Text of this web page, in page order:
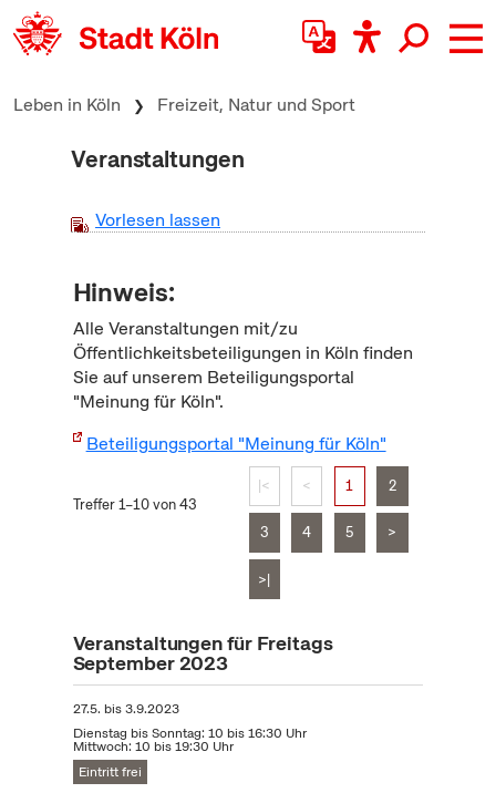
zum Inhalt springen
Leben in Köln Freizeit, Natur und Sport
Veranstaltungen
Vorlesen lassen
Hinweis:
Alle Veranstaltungen mit/zu
Öffentlichkeitsbeteiligungen in Köln finden
Sie auf unserem Beteiligungsportal
"Meinung für Köln".
Beteiligungsportal "Meinung für Köln"
Treffer 1–10 von 43
|< < 1 2
3 4 5 >
>|
Veranstaltungen für Freitags
September 2023
27.5. bis3.9.2023
Dienstag bis Sonntag: 10 bis 16:30 Uhr
Mittwoch: 10 bis 19:30 Uhr
Eintritt frei